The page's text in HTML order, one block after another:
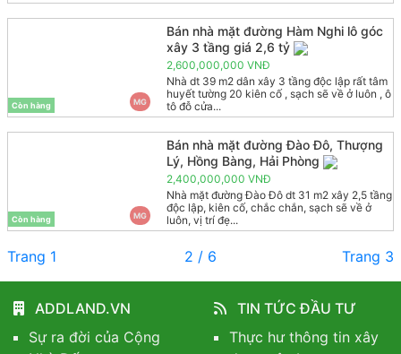
MG
Còn hàng
Bán nhà mặt đường Hàm Nghi lô góc
xây 3 tầng giá 2,6 tỷ
2,600,000,000 VNĐ
Nhà dt 39 m2 dân xây 3 tầng độc lập rất tâm
huyết tường 20 kiên cố , sạch sẽ về ở luôn , ô
tô đỗ cửa...
MG
Còn hàng
Bán nhà mặt đường Đào Đô, Thượng
Lý, Hồng Bàng, Hải Phòng
2,400,000,000 VNĐ
Nhà mặt đường Đào Đô dt 31 m2 xây 2,5 tầng
độc lập, kiên cố, chắc chắn, sạch sẽ về ở
luôn, vị trí đẹ...
Trang 1 2 / 6 Trang 3
ADDLAND.VN
Sự ra đời của Cộng
TIN TỨC ĐẦU TƯ
Thực hư thông tin xây